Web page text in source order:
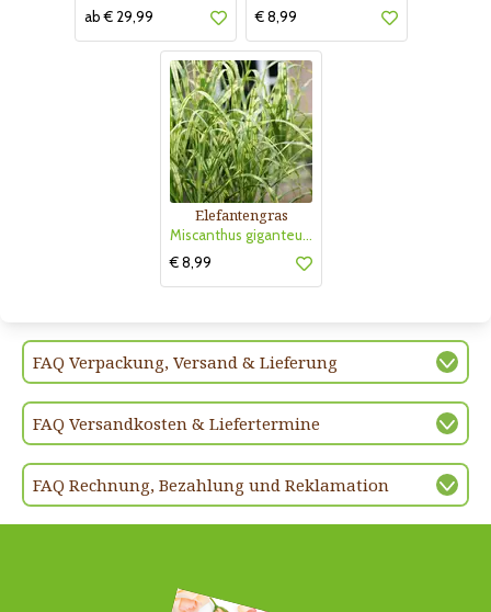
ab € 29,99
€ 8,99
Elefantengras
Miscanthus giganteus 'Alligator'
€ 8,99
FAQ Verpackung, Versand & Lieferung
FAQ Versandkosten & Liefertermine
FAQ Rechnung, Bezahlung und Reklamation